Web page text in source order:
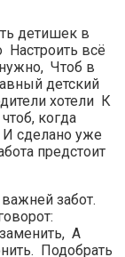
детишек в
Настроить всё
Чтоб в
детский
хотели К
когда
сделано уже
предстоит
забот.
А
Подобрать